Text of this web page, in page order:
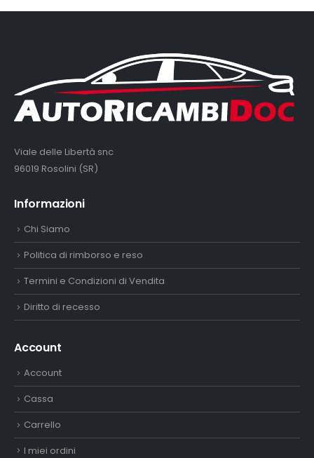
Viale delle Libertà snc
96019 Rosolini (SR)
Informazioni
Chi Siamo
Politica di rimborso e reso
Termini e Condizioni di Vendita
Diritto di recesso
Account
Account
Cassa
Carrello
I miei ordini